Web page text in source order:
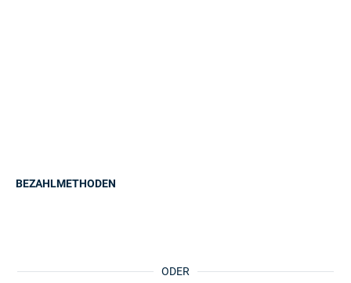
ODER
BEZAHLMETHODEN